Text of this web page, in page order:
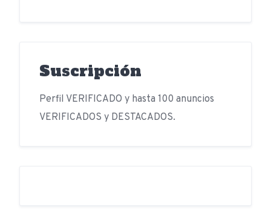
Suscripción
Perfil VERIFICADO y hasta 100 anuncios
VERIFICADOS y DESTACADOS.